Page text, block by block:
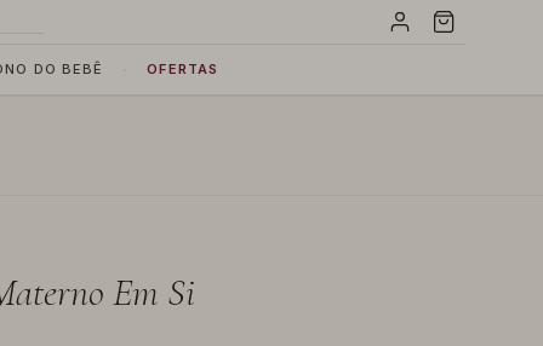
DO BEBÊ OFERTAS
Em Si